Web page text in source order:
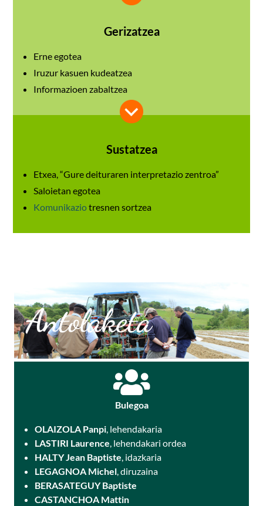
Gerizatzea
Erne egotea
Iruzur kasuen kudeatzea
Informazioen zabaltzea
Sustatzea
Etxea, “Gure deituraren interpretazio zentroa”
Saloietan egotea
Komunikaziotresnen sortzea
Antolaketa
Bulegoa
OLAIZOLA Panpi, lehendakaria
LASTIRI Laurence, lehendakari ordea
HALTY Jean Baptiste, idazkaria
LEGAGNOA Michel, diruzaina
BERASATEGUY Baptiste
CASTANCHOA Mattin